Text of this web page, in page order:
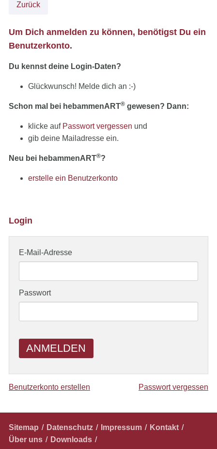
Zurück
Um Dich anmelden zu können, benötigst Du ein
Benutzerkonto.
Du kennst deine Login-Daten?
Glückwunsch! Melde dich an :-)
Schon mal bei hebammenART® gewesen? Dann:
klicke auf Passwort vergessen und
gib deine Mailadresse ein.
Neu bei hebammenART®?
erstelle ein Benutzerkonto
Login
E-Mail-Adresse
Passwort
ANMELDEN
Benutzerkonto erstellen Passwort vergessen
Navigation
überspringen
Sitemap Datenschutz Impressum
Kontakt
Über uns
Downloads